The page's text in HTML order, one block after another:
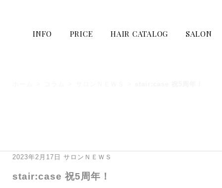
INFO PRICE HAIR CATALOG SALON
2023年2月17日 サロンＮＥＷＳ
stair:case 祝5周年！